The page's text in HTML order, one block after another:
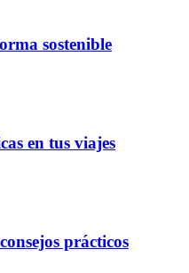
sostenible
en tus viajes
prácticos